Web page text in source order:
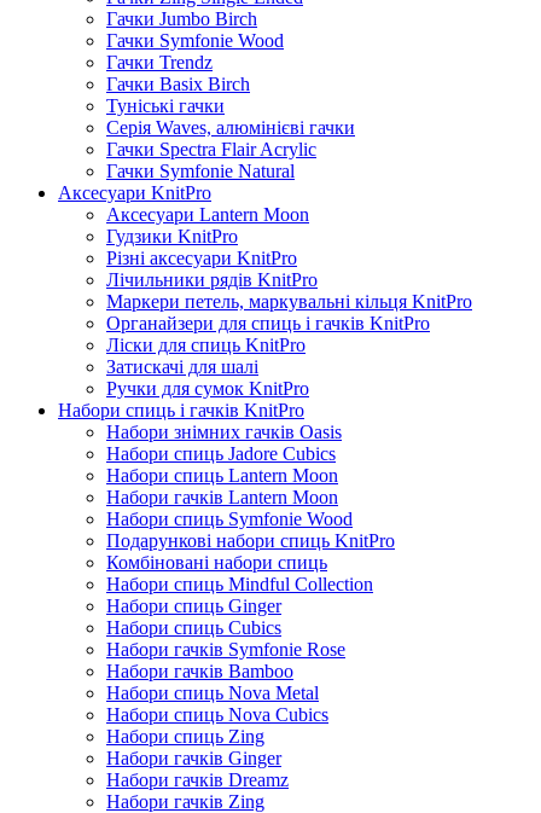
Гачки Jumbo Birch
Гачки Symfonie Wood
Гачки Trendz
Гачки Basix Birch
Туніські гачки
Серія Waves, алюмінієві гачки
Гачки Spectra Flair Acrylic
Гачки Symfonie Natural
Аксесуари KnitPro
Аксесуари Lantern Moon
Гудзики KnitPro
Різні аксесуари KnitPro
Лічильники рядів KnitPro
Маркери петель, маркувальні кільця KnitPro
Органайзери для спиць і гачків KnitPro
Ліски для спиць KnitPro
Затискачі для шалі
Ручки для сумок KnitPro
Набори спиць і гачків KnitPro
Набори знімних гачків Oasis
Набори спиць Jadore Cubics
Набори спиць Lantern Moon
Набори гачків Lantern Moon
Набори спиць Symfonie Wood
Подарункові набори спиць KnitPro
Комбіновані набори спиць
Набори спиць Mindful Collection
Набори спиць Ginger
Набори спиць Cubics
Набори гачків Symfonie Rose
Набори гачків Bamboo
Набори спиць Nova Metal
Набори спиць Nova Cubics
Набори спиць Zing
Набори гачків Ginger
Набори гачків Dreamz
Набори гачків Zing